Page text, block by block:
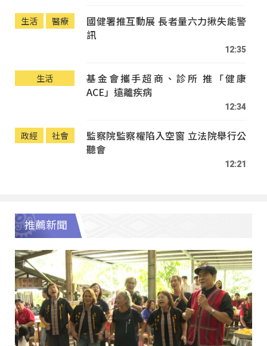
生活 醫療
國健署推互動展 長者量六力揪失能警
訊
12:35
生活
基金會攜手超商、診所 推「健康
ACE」遠離疾病
12:34
政經 社會
監察院監察權陷入空窗 立法院舉行公
聽會
12:21
推薦新聞